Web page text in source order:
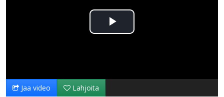
Toista
Jaa video Lahjoita